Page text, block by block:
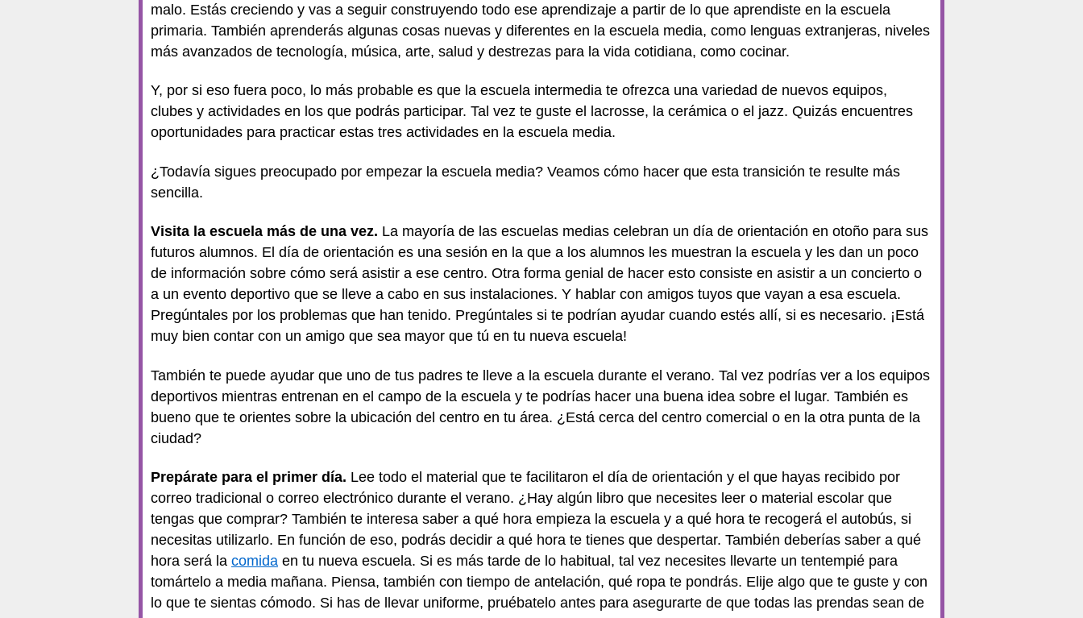
malo. Estás creciendo y vas a seguir construyendo todo ese aprendizaje a partir de lo que aprendiste en la escuela
primaria. También aprenderás algunas cosas nuevas y diferentes en la escuela media, como lenguas extranjeras, niveles
más avanzados de tecnología, música, arte, salud y destrezas para la vida cotidiana, como cocinar.
Y, por si eso fuera poco, lo más probable es que la escuela intermedia te ofrezca una variedad de nuevos equipos,
clubes y actividades en los que podrás participar. Tal vez te guste el lacrosse, la cerámica o el jazz. Quizás encuentres
oportunidades para practicar estas tres actividades en la escuela media.
¿Todavía sigues preocupado por empezar la escuela media? Veamos cómo hacer que esta transición te resulte más
sencilla.
Visita la escuela más de una vez. La mayoría de las escuelas medias celebran un día de orientación en otoño para sus
futuros alumnos. El día de orientación es una sesión en la que a los alumnos les muestran la escuela y les dan un poco
de información sobre cómo será asistir a ese centro. Otra forma genial de hacer esto consiste en asistir a un concierto o
a un evento deportivo que se lleve a cabo en sus instalaciones. Y hablar con amigos tuyos que vayan a esa escuela.
Pregúntales por los problemas que han tenido. Pregúntales si te podrían ayudar cuando estés allí, si es necesario. ¡Está
muy bien contar con un amigo que sea mayor que tú en tu nueva escuela!
También te puede ayudar que uno de tus padres te lleve a la escuela durante el verano. Tal vez podrías ver a los equipos
deportivos mientras entrenan en el campo de la escuela y te podrías hacer una buena idea sobre el lugar. También es
bueno que te orientes sobre la ubicación del centro en tu área. ¿Está cerca del centro comercial o en la otra punta de la
ciudad?
Prepárate para el primer día. Lee todo el material que te facilitaron el día de orientación y el que hayas recibido por
correo tradicional o correo electrónico durante el verano. ¿Hay algún libro que necesites leer o material escolar que
tengas que comprar? También te interesa saber a qué hora empieza la escuela y a qué hora te recogerá el autobús, si
necesitas utilizarlo. En función de eso, podrás decidir a qué hora te tienes que despertar. También deberías saber a qué
hora será la comida en tu nueva escuela. Si es más tarde de lo habitual, tal vez necesites llevarte un tentempié para
tomártelo a media mañana. Piensa, también con tiempo de antelación, qué ropa te pondrás. Elije algo que te guste y con
lo que te sientas cómodo. Si has de llevar uniforme, pruébatelo antes para asegurarte de que todas las prendas sean de